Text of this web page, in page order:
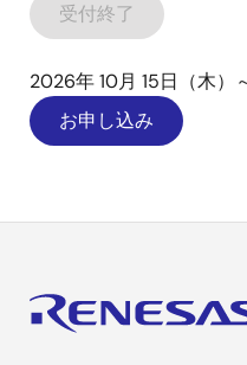
受付終了
2026年 10月 15日（木）
お申し込み